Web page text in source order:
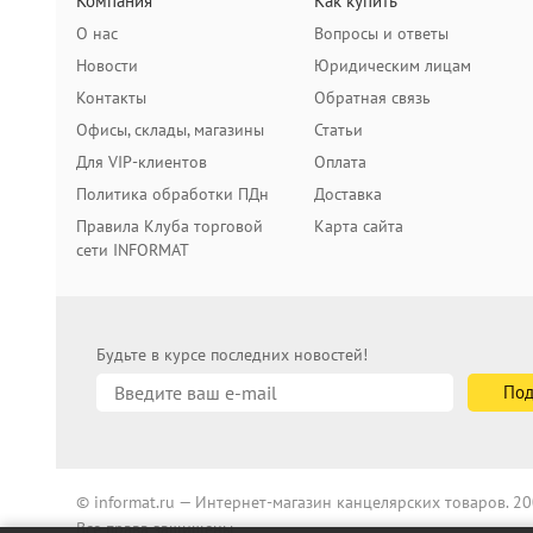
О нас
Новости
Контакты
Офисы, склады, магазины
Для VIP-клиентов
Политика обработки ПДн
Правила Клуба торговой
сети INFORMAT
Вопросы и ответы
Юридическим лицам
Обратная связь
Статьи
Оплата
Доставка
Карта сайта
Будьте в курсе последних новостей!
© informat.ru — Интернет-магазин канцелярских товаров.
Все права защищены